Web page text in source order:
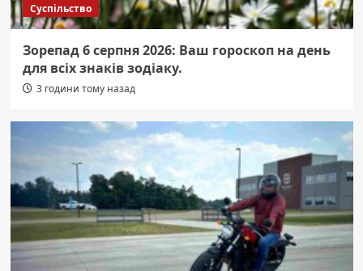
Суспільство
Зорепад 6 серпня 2026: Ваш гороскоп на день
для всіх знаків зодіаку.
3 години тому назад